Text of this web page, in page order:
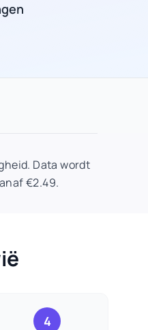
Data wordt
€2.49.
4